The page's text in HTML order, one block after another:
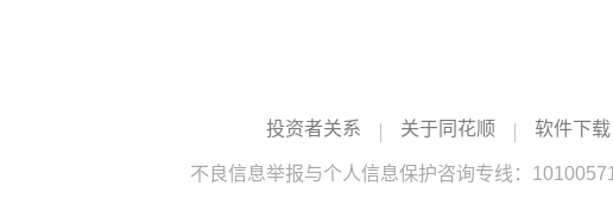
投资者关系 关于同花顺 软件下载
不良信息举报与个人信息保护咨询专线：10100571